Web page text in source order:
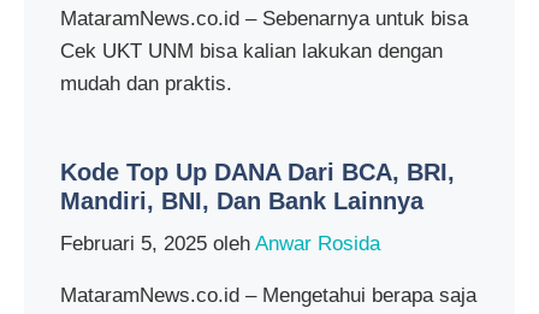
MataramNews.co.id – Sebenarnya untuk bisa
Cek UKT UNM bisa kalian lakukan dengan
mudah dan praktis.
Kode Top Up DANA Dari BCA, BRI,
Mandiri, BNI, Dan Bank Lainnya
Februari 5, 2025 oleh Anwar Rosida
MataramNews.co.id – Mengetahui berapa saja